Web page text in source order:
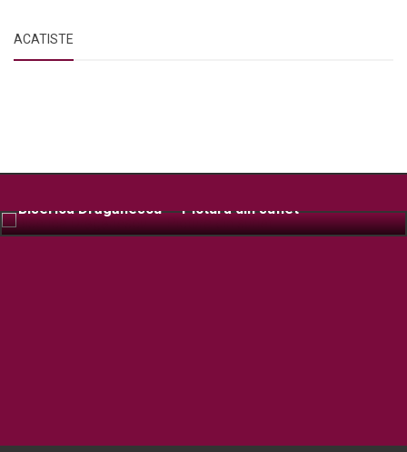
ACATISTE
Biserica Drăgănescu – Pictura din suflet